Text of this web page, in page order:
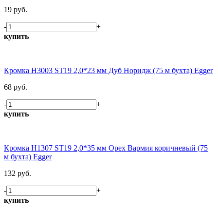
19 руб.
-
+
купить
Кромка H3003 ST19 2,0*23 мм Дуб Норидж (75 м бухта) Egger
68 руб.
-
+
купить
Кромка H1307 ST19 2,0*35 мм Орех Вармия коричневый (75
м бухта) Egger
132 руб.
-
+
купить